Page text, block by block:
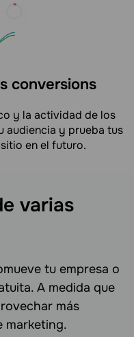
conversions
y la actividad de los
audiencia y prueba tus
en el futuro.
varias
tu empresa o
A medida que
más
marketing.